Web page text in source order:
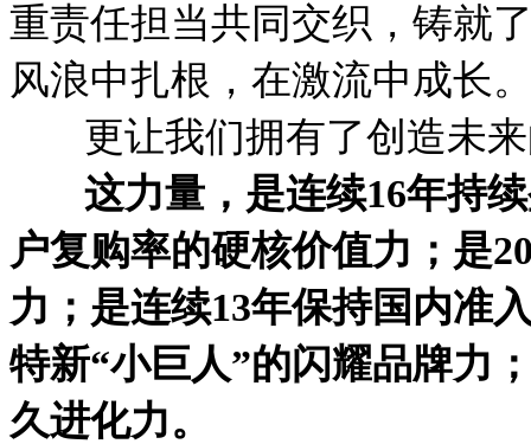
重责任担当共同交织，铸就
风浪中扎根，在激流中成长
更让我们拥有了创造未来
这力量，是连续16年持
户复购率的硬核价值力；是
力；是连续13年保持国内准
特新“小巨人”的闪耀品牌力
久进化力。